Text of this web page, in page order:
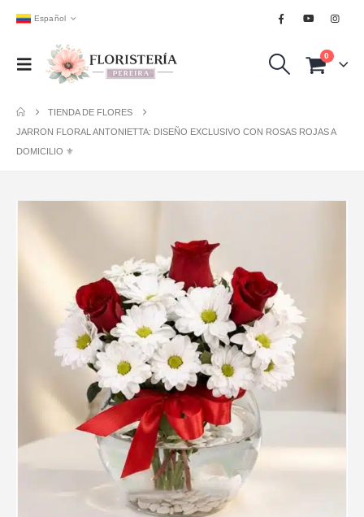
Español
0
TIENDA DE FLORES
JARRON FLORAL ANTONIETTA: DISEÑO EXCLUSIVO CON ROSAS ROJAS A
DOMICILIO ⚜️